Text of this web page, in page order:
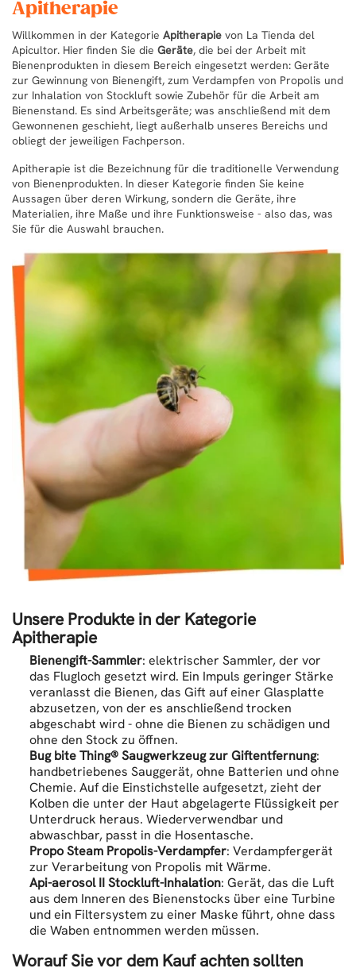
Apitherapie
Willkommen in der Kategorie Apitherapie von La Tienda del
Apicultor. Hier finden Sie die Geräte, die bei der Arbeit mit
Bienenprodukten in diesem Bereich eingesetzt werden: Geräte
zur Gewinnung von Bienengift, zum Verdampfen von Propolis und
zur Inhalation von Stockluft sowie Zubehör für die Arbeit am
Bienenstand. Es sind Arbeitsgeräte; was anschließend mit dem
Gewonnenen geschieht, liegt außerhalb unseres Bereichs und
obliegt der jeweiligen Fachperson.
Apitherapie ist die Bezeichnung für die traditionelle Verwendung
von Bienenprodukten. In dieser Kategorie finden Sie keine
Aussagen über deren Wirkung, sondern die Geräte, ihre
Materialien, ihre Maße und ihre Funktionsweise - also das, was
Sie für die Auswahl brauchen.
Unsere Produkte in der Kategorie
Apitherapie
Bienengift-Sammler: elektrischer Sammler, der vor
das Flugloch gesetzt wird. Ein Impuls geringer Stärke
veranlasst die Bienen, das Gift auf einer Glasplatte
abzusetzen, von der es anschließend trocken
abgeschabt wird - ohne die Bienen zu schädigen und
ohne den Stock zu öffnen.
Bug bite Thing® Saugwerkzeug zur Giftentfernung:
handbetriebenes Sauggerät, ohne Batterien und ohne
Chemie. Auf die Einstichstelle aufgesetzt, zieht der
Kolben die unter der Haut abgelagerte Flüssigkeit per
Unterdruck heraus. Wiederverwendbar und
abwaschbar, passt in die Hosentasche.
Propo Steam Propolis-Verdampfer: Verdampfergerät
zur Verarbeitung von Propolis mit Wärme.
Api-aerosol II Stockluft-Inhalation: Gerät, das die Luft
aus dem Inneren des Bienenstocks über eine Turbine
und ein Filtersystem zu einer Maske führt, ohne dass
die Waben entnommen werden müssen.
Worauf Sie vor dem Kauf achten sollten